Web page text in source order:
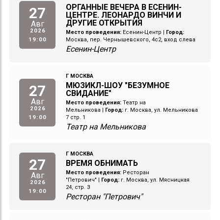
27
Авг
2026
19:00
ОРГАННЫЕ ВЕЧЕРА В ЕСЕНИН-
ЦЕНТРЕ. ЛЕОНАРДО ВИНЧИ И
ДРУГИЕ ОТКРЫТИЯ
Место проведения: Есенин-Центр
Город:
Москва, пер. Чернышевского, 4с2, вход слева
Есенин-Центр
27
Авг
2026
19:00
Г МОСКВА
МЮЗИКЛ-ШОУ "БЕЗУМНОЕ
СВИДАНИЕ"
Место проведения: Театр на
Мельникова
Город: г. Москва, ул. Мельникова
7 стр. 1
Театр на Мельникова
27
Авг
2026
19:00
Г МОСКВА
ВРЕМЯ ОБНИМАТЬ
Место проведения: Ресторан
"Петрович"
Город: г. Москва, ул. Мясницкая
24, стр. 3
Ресторан "Петрович"